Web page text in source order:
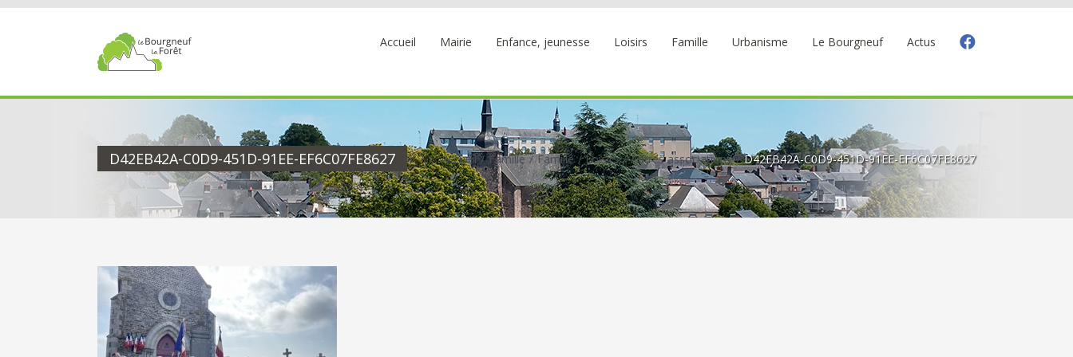
Passer
Accueil Mairie Enfance, jeunesse Loisirs Famille Urbanisme Le Bourgneuf Actus
D42EB42A-C0D9-451D-91EE-EF6C07FE8627 Accueil Famille Famille Loisirs Autres associations D42EB42A-C0D9-451D-91EE-EF6C07FE8627